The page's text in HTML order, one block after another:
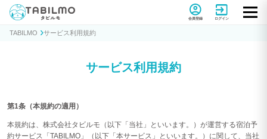
貸別荘コテージ・一棟貸し宿泊予約サイトTABILMO(タビルモ)
会員登録 ログイン
TABILMO サービス利用規約
サービス利用規約
第1条（本規約の適用）
本規約は、株式会社タビルモ（以下「当社」といいます。）が運営する宿泊予
約サービス「TABILMO」（以下「本サービス」といいます。）に関して、当社